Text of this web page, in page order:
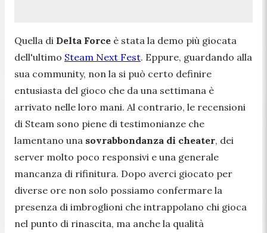
Quella di Delta Force è stata la demo più giocata
dell'ultimo Steam Next Fest. Eppure, guardando alla
sua community, non la si può certo definire
entusiasta del gioco che da una settimana è
arrivato nelle loro mani. Al contrario, le recensioni
di Steam sono piene di testimonianze che
lamentano una sovrabbondanza di cheater, dei
server molto poco responsivi e una generale
mancanza di rifinitura. Dopo averci giocato per
diverse ore non solo possiamo confermare la
presenza di imbroglioni che intrappolano chi gioca
nel punto di rinascita, ma anche la qualità